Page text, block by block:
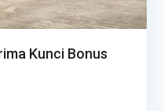
Kunci Bonus